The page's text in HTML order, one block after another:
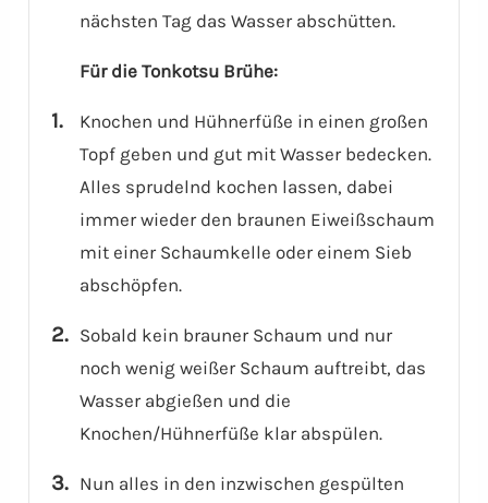
nächsten Tag das Wasser abschütten.
Für die Tonkotsu Brühe:
Knochen und Hühnerfüße in einen großen
Topf geben und gut mit Wasser bedecken.
Alles sprudelnd kochen lassen, dabei
immer wieder den braunen Eiweißschaum
mit einer Schaumkelle oder einem Sieb
abschöpfen.
Sobald kein brauner Schaum und nur
noch wenig weißer Schaum auftreibt, das
Wasser abgießen und die
Knochen/Hühnerfüße klar abspülen.
Nun alles in den inzwischen gespülten